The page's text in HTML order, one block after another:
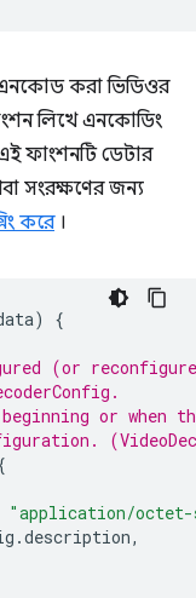
করা ভিডিওর
লিখে এনকোডিং
ফাংশনটি ডেটার
সংরক্ষণের জন্য
করে।
)
{
(or
or when
"application/octet-
.description,